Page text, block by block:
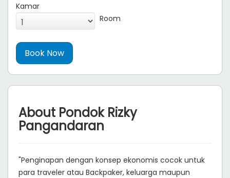
Kamar
Room
About Pondok Rizky
Pangandaran
"Penginapan dengan konsep ekonomis cocok untuk
para traveler atau Backpaker, keluarga maupun